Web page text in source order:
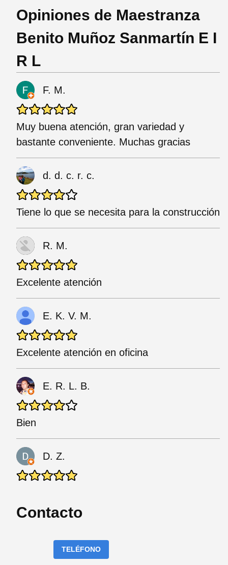
Opiniones de Maestranza
Benito Muñoz Sanmartín E I
R L
F. M.
Muy buena atención, gran variedad y
bastante conveniente. Muchas gracias
d. d. c. r. c.
Tiene lo que se necesita para la construcción
R. M.
Excelente atención
E. K. V. M.
Excelente atención en oficina
E. R. L. B.
Bien
D. Z.
Contacto
TELÉFONO